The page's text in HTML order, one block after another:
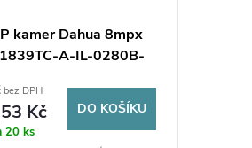
kamer Dahua 8mpx
A-IL-0280B-
DPH
Kč
20 ks
DO KOŠÍKU